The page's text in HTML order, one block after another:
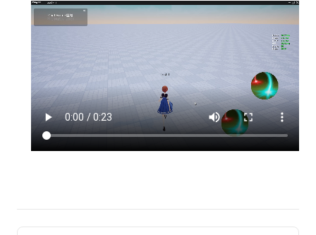
// 获取当前客户端的玩家(自己)
let myPlayer
Player.localPlayer;
				myCharacter.moveFacingDirection
				myCharacter.movementAxisDirection
=
        });
//松开摇杆的时候，发送射击事件和方向，并把FOV和灵
        _Joystick.onJoyStickUp.